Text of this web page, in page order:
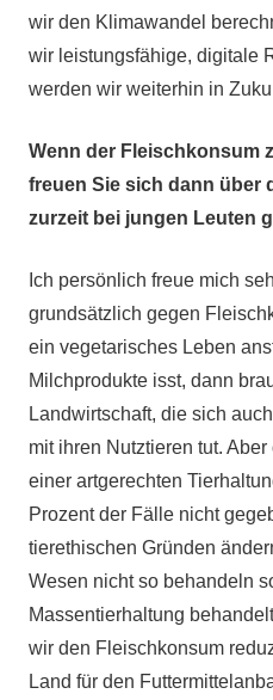
wir den Klimawandel
wir leistungsfähige, digitale
werden wir weiterhin in
Wenn der Fleischkonsum
freuen Sie sich dann über
zurzeit bei jungen Leuten
Ich persönlich freue mich
grundsätzlich gegen
ein vegetarisches Leben
Milchprodukte isst, dann
Landwirtschaft, die sich
mit ihren Nutztieren tut.
einer artgerechten
Prozent der Fälle nicht
tierethischen Gründen
Wesen nicht so behandeln
Massentierhaltung
wir den Fleischkonsum
Land für den